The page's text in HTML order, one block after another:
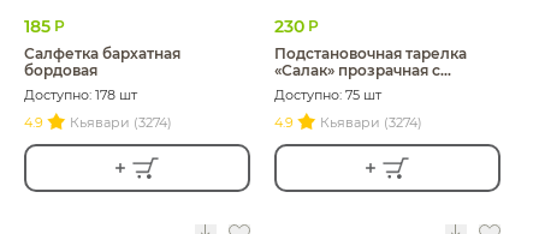
185 Р
Салфетка бархатная
бордовая
Доступно: 178 шт
4.9
Кьявари (3274)
230 Р
Подстановочная тарелка
«Салак» прозрачная с
серебряной каймой
Доступно: 75 шт
4.9
Кьявари (3274)